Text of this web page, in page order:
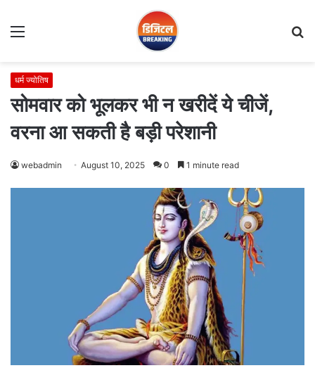
Menu
धर्म ज्योतिष
सोमवार को भूलकर भी न खरीदें ये चीजें,
वरना आ सकती है बड़ी परेशानी
webadmin August 10, 2025 0 1 minute read